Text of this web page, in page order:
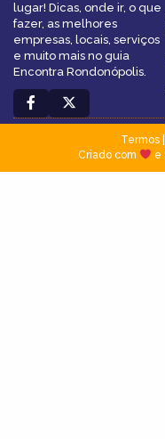
lugar! Dicas, onde ir, o que
fazer, as melhores
empresas, locais, serviços
e muito mais no guia
Encontra Rondonópolis.
Termos|
Criado com
e